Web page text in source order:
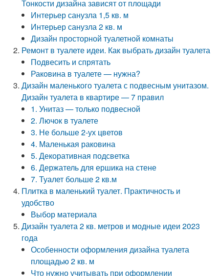
Тонкости дизайна зависят от площади
Интерьер санузла 1,5 кв. м
Интерьер санузла 2 кв. м
Дизайн просторной туалетной комнаты
Ремонт в туалете идеи. Как выбрать дизайн туалета
Подвесить и спрятать
Раковина в туалете — нужна?
Дизайн маленького туалета с подвесным унитазом.
Дизайн туалета в квартире — 7 правил
1. Унитаз — только подвесной
2. Лючок в туалете
3. Не больше 2-ух цветов
4. Маленькая раковина
5. Декоративная подсветка
6. Держатель для ершика на стене
7. Туалет больше 2 кв.м
Плитка в маленький туалет. Практичность и
удобство
Выбор материала
Дизайн туалета 2 кв. метров и модные идеи 2023
года
Особенности оформления дизайна туалета
площадью 2 кв. м
Что нужно учитывать при оформлении